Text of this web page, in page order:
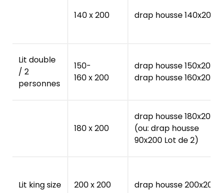
140 x 200 drap housse 140x200
Lit double
/ 2
personnes
150-
160 x 200
drap housse 150x200
drap housse 160x200
180 x 200
drap housse 180x200
(ou: drap housse
90x200 Lot de 2)
Lit king size 200 x 200 drap housse 200x200